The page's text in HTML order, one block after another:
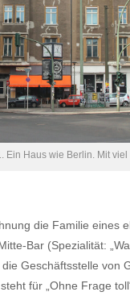
Ein Haus wie Berlin. Mit viel
die Familie eines
Bar (Spezialität:
Geschäftsstelle
für „Ohne Frage